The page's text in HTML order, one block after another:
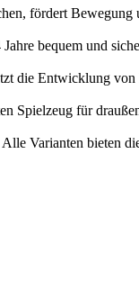
fördert
bequem und
die Entwicklung
Spielzeug für
Varianten bieten